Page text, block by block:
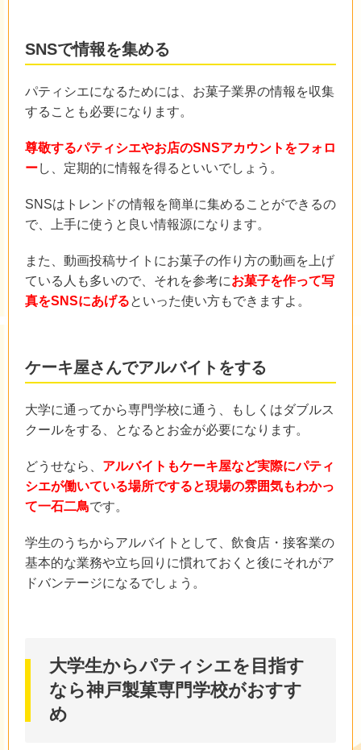
SNSで情報を集める
パティシエになるためには、お菓子業界の情報を収集
することも必要になります。
尊敬するパティシエやお店のSNSアカウントをフォロ
ーし、定期的に情報を得るといいでしょう。
SNSはトレンドの情報を簡単に集めることができるの
で、上手に使うと良い情報源になります。
また、動画投稿サイトにお菓子の作り方の動画を上げ
ている人も多いので、それを参考にお菓子を作って写
真をSNSにあげるといった使い方もできますよ。
ケーキ屋さんでアルバイトをする
大学に通ってから専門学校に通う、もしくはダブルス
クールをする、となるとお金が必要になります。
どうせなら、 アルバイトもケーキ屋など実際にパティ
シエが働いている場所ですると現場の雰囲気もわかっ
て一石二鳥です。
学生のうちからアルバイトとして、飲食店・接客業の
基本的な業務や立ち回りに慣れておくと後にそれがア
ドバンテージになるでしょう。
大学生からパティシエを目指す
なら神戸製菓専門学校がおすす
め